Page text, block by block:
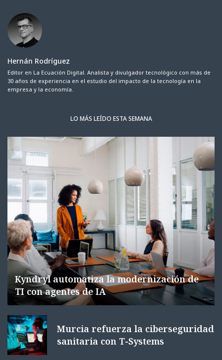
Hernán Rodríguez
Editor en La Ecuación Digital. Analista y divulgador tecnológico con más de
30 años de experiencia en el estudio del impacto de la tecnología en la
empresa y la economía.
LO MÁS LEÍDO ESTA SEMANA
Kyndryl automatiza la modernización de
TI con agentes de IA
Murcia refuerza la ciberseguridad
sanitaria con T-Systems